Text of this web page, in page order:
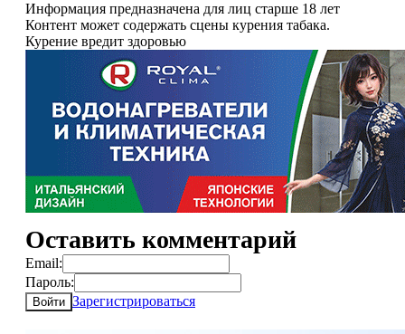
Информация предназначена для лиц старше 18 лет
Контент может содержать сцены курения табака.
Курение вредит здоровью
Оставить комментарий
Email:
Пароль:
Войти Зарегистрироваться